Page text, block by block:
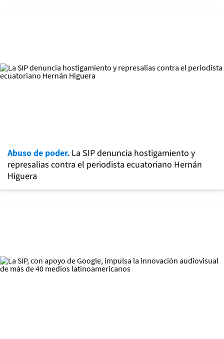
Abuso de poder. La SIP denuncia hostigamiento y
represalias contra el periodista ecuatoriano Hernán
Higuera